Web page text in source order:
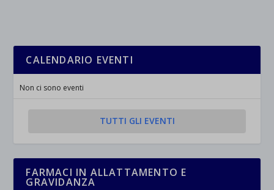
CALENDARIO EVENTI
Non ci sono eventi
TUTTI GLI EVENTI
FARMACI IN ALLATTAMENTO E
GRAVIDANZA